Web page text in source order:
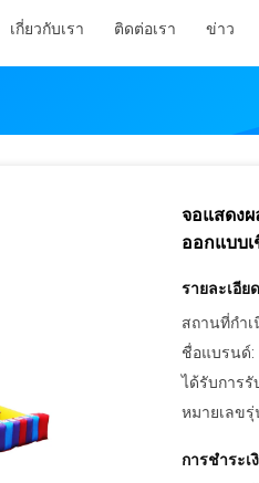
เกี่ยวกับเรา ติดต่อเรา ข่าว
จอแสดง
ออกแบบ
รายละเอีย
สถานที่กำเ
ชื่อแบรนด์:
ได้รับการรั
หมายเลขรุ่
การชำระเ